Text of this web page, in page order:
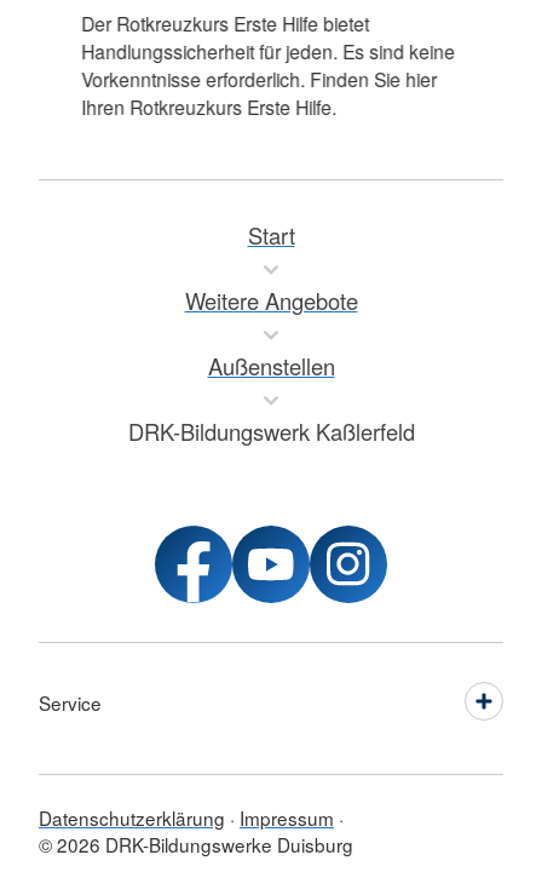
Der Rotkreuzkurs Erste Hilfe bietet
Handlungssicherheit für jeden. Es sind keine
Vorkenntnisse erforderlich. Finden Sie hier
Ihren Rotkreuzkurs Erste Hilfe.
Start
Weitere Angebote
Außenstellen
DRK-Bildungswerk Kaßlerfeld
Service
Datenschutzerklärung
Impressum
© 2026 DRK-Bildungswerke Duisburg